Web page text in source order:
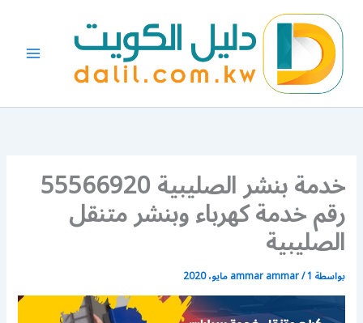
المحتوى
خدمة بنشر الصليبية 55566920
رقم خدمة كهرباء وبنشر متنقل
الصليبية
بواسطة ammar ammar/1 مايو، 2020